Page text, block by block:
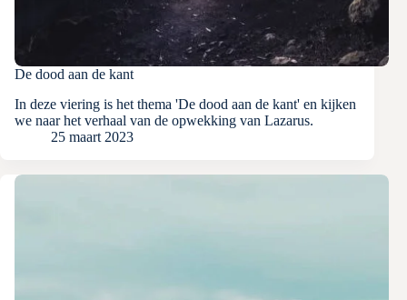
De dood aan de kant
In deze viering is het thema 'De dood aan de kant' en kijken
we naar het verhaal van de opwekking van Lazarus.
25 maart 2023